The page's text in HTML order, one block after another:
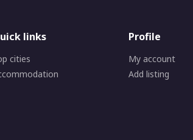
links
cities
Profile
My account
Add listing